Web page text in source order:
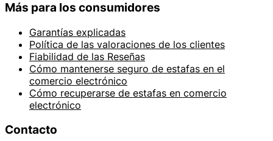
Más para los consumidores
Garantías explicadas
Política de las valoraciones de los clientes
Fiabilidad de las Reseñas
Cómo mantenerse seguro de estafas en el
comercio electrónico
Cómo recuperarse de estafas en comercio
electrónico
Contacto